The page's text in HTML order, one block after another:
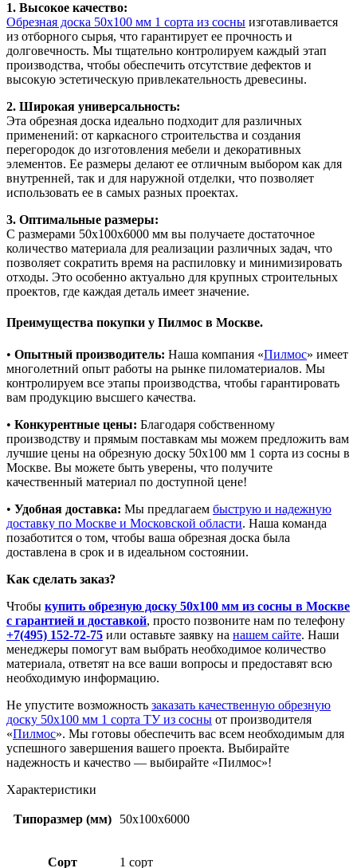
1. Высокое качество:
Обрезная доска 50х100 мм 1 сорта из сосны изготавливается
из отборного сырья, что гарантирует ее прочность и
долговечность. Мы тщательно контролируем каждый этап
производства, чтобы обеспечить отсутствие дефектов и
высокую эстетическую привлекательность древесины.
2. Широкая универсальность:
Эта обрезная доска идеально подходит для различных
применений: от каркасного строительства и создания
перегородок до изготовления мебели и декоративных
элементов. Ее размеры делают ее отличным выбором как для
внутренней, так и для наружной отделки, что позволяет
использовать ее в самых разных проектах.
3. Оптимальные размеры:
С размерами 50х100х6000 мм вы получаете достаточное
количество материала для реализации различных задач, что
позволяет сократить время на распиловку и минимизировать
отходы. Это особенно актуально для крупных строительных
проектов, где каждая деталь имеет значение.
Преимущества покупки у Пилмос в Москве.
• Опытный производитель: Наша компания «Пилмос» имеет
многолетний опыт работы на рынке пиломатериалов. Мы
контролируем все этапы производства, чтобы гарантировать
вам продукцию высшего качества.
• Конкурентные цены: Благодаря собственному
производству и прямым поставкам мы можем предложить вам
лучшие цены на обрезную доску 50х100 мм 1 сорта из сосны в
Москве. Вы можете быть уверены, что получите
качественный материал по доступной цене!
• Удобная доставка: Мы предлагаем быструю и надежную
доставку по Москве и Московской области. Наша команда
позаботится о том, чтобы ваша обрезная доска была
доставлена в срок и в идеальном состоянии.
Как сделать заказ?
Чтобы купить обрезную доску 50х100 мм из сосны в Москве
с гарантией и доставкой, просто позвоните нам по телефону
+7(495) 152-72-75 или оставьте заявку на нашем сайте. Наши
менеджеры помогут вам выбрать необходимое количество
материала, ответят на все ваши вопросы и предоставят всю
необходимую информацию.
Не упустите возможность заказать качественную обрезную
доску 50х100 мм 1 сорта ТУ из сосны от производителя
«Пилмос». Мы готовы обеспечить вас всем необходимым для
успешного завершения вашего проекта. Выбирайте
надежность и качество — выбирайте «Пилмос»!
Характеристики
Типоразмер (мм) 50x100x6000
Сорт 1 сорт